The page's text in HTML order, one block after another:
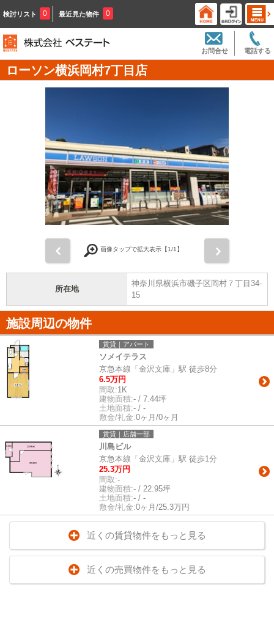
検討リスト 0 最近見た物件 0
電話する
お問合せ
ローソン横浜岡村7丁目店
画像タップで拡大表示【1/1】
所在地
神奈川県横浜市磯子区岡村７丁目34-
15
施設周辺の物件
賃貸｜アパート
ソメイテラス
京急本線「金沢文庫」駅 徒歩8分
6.5万円
間取:1K
建物面積:- / 7.44坪
土地面積:- / -
敷金/礼金:0ヶ月/0ヶ月
賃貸｜店舗一部
川島ビル
京急本線「金沢文庫」駅 徒歩1分
25.3万円
間取:-
建物面積:- / 22.95坪
土地面積:- / -
敷金/礼金:0ヶ月/25.3万円
近くの賃貸物件をもっと見る
近くの売買物件をもっと見る